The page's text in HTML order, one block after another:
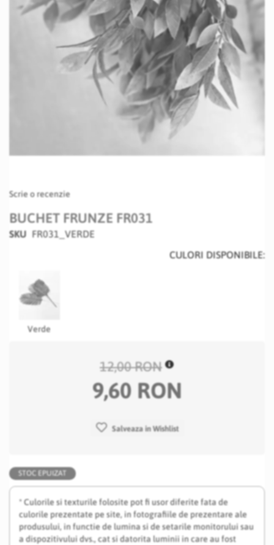
to
beginning
of
Scrie o recenzie
BUCHET FRUNZE FR031
SKU FR031_VERDE
STOC EPUIZAT
* Culorile si texturile folosite pot fi usor diferite fata de
culorile prezentate pe site, in fotografiile de prezentare ale
produsului, in functie de lumina si de setarile monitorului sau
a dispozitivului dvs., cat si datorita luminii in care au fost
CULORI DISPONIBILE:
Verde
12,00 RON
9,60 RON
Salveaza in Wishlist